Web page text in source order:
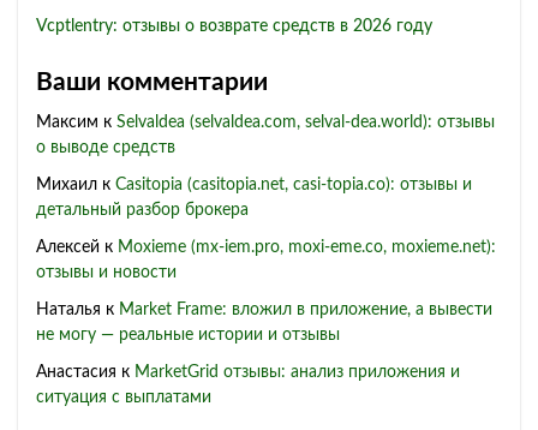
Vcptlentry: отзывы о возврате средств в 2026 году
Ваши комментарии
Максим к Selvaldea (selvaldea.com, selval-dea.world): отзывы
о выводе средств
Михаил к Casitopia (casitopia.net, casi-topia.co): отзывы и
детальный разбор брокера
Алексей к Moxieme (mx-iem.pro, moxi-eme.co, moxieme.net):
отзывы и новости
Наталья к Market Frame: вложил в приложение, а вывести
не могу — реальные истории и отзывы
Анастасия к MarketGrid отзывы: анализ приложения и
ситуация с выплатами